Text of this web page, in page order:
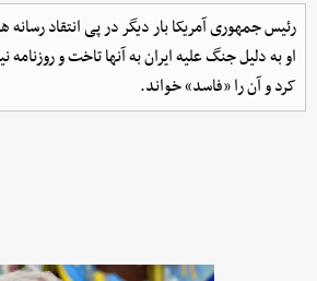
رئیس جمهوری آمریکا بار دیگر در پی انتقاد رسانه
او به دلیل جنگ علیه ایران به آنها تاخت و روزنامه
کرد و آن را «فاسد» خواند.